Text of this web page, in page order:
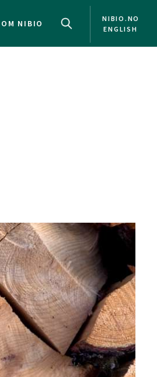
OM NIBIO
NIBIO.NO
ENGLISH